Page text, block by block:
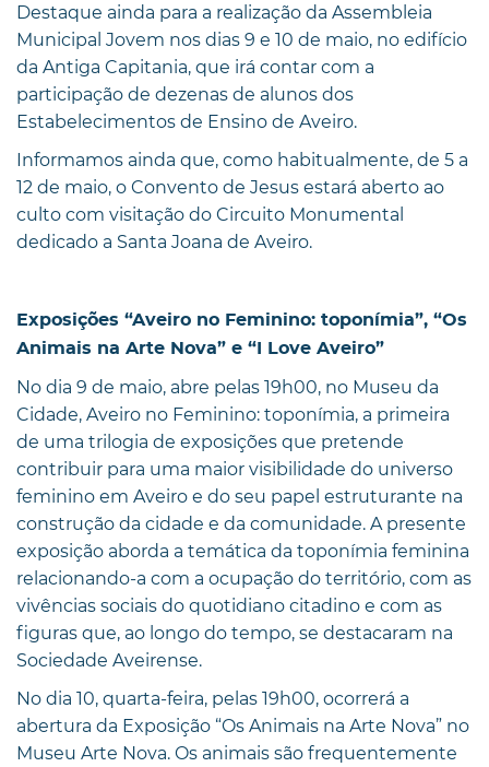
Destaque ainda para a realização da Assembleia
Municipal Jovem nos dias 9 e 10 de maio, no edifício
da Antiga Capitania, que irá contar com a
participação de dezenas de alunos dos
Estabelecimentos de Ensino de Aveiro.
Informamos ainda que, como habitualmente, de 5 a
12 de maio, o Convento de Jesus estará aberto ao
culto com visitação do Circuito Monumental
dedicado a Santa Joana de Aveiro.
Exposições “Aveiro no Feminino: toponímia”, “Os
Animais na Arte Nova” e “I Love Aveiro”
No dia 9 de maio, abre pelas 19h00, no Museu da
Cidade, Aveiro no Feminino: toponímia, a primeira
de uma trilogia de exposições que pretende
contribuir para uma maior visibilidade do universo
feminino em Aveiro e do seu papel estruturante na
construção da cidade e da comunidade. A presente
exposição aborda a temática da toponímia feminina
relacionando-a com a ocupação do território, com as
vivências sociais do quotidiano citadino e com as
figuras que, ao longo do tempo, se destacaram na
Sociedade Aveirense.
No dia 10, quarta-feira, pelas 19h00, ocorrerá a
abertura da Exposição “Os Animais na Arte Nova” no
Museu Arte Nova. Os animais são frequentemente